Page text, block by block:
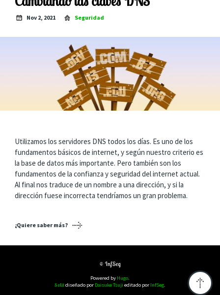
Nov 2, 2021 Seguridad
Utilizamos los servidores DNS todos los días. Es uno de los
fundamentos básicos de internet, y según nuestro criterio es
la base de datos más importante. Pero también son los
fundamentos de la confianza y seguridad del internet actual.
Al final nos traduce de un nombre a una dirección, y si la
dirección fuese incorrecta tendríamos un gran problema.
¿Quiere saber más?
© InfSeg
Powered by Hugo.
Solitdiseñado por Daisuke Tsuji editado por InfSeg.